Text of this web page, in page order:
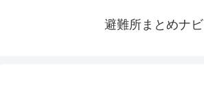
避難所まとめナビ